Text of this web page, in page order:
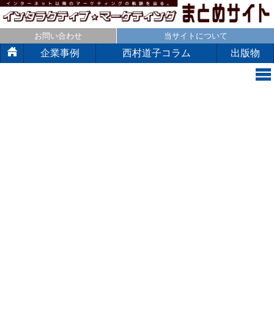
お問い合わせ 当サイトについて
企業事例 西村道子コラム 出版物